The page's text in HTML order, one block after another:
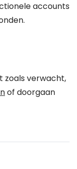
accounts
zoals verwacht,
of doorgaan